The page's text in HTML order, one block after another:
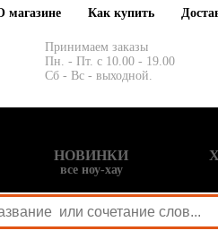
магазине Как купить
Принимаем заказы
Пн. - Пт. с 10.00 - 19.00
Сб - Вс - выходной.
НОВИНКИ
все ноу-хау